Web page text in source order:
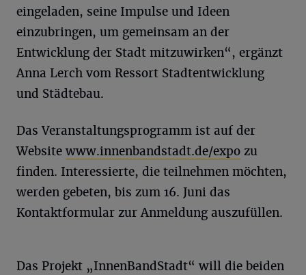
eingeladen, seine Impulse und Ideen
einzubringen, um gemeinsam an der
Entwicklung der Stadt mitzuwirken“, ergänzt
Anna Lerch vom Ressort Stadtentwicklung
und Städtebau.
Das Veranstaltungsprogramm ist auf der
Website www.innenbandstadt.de/expo zu
finden. Interessierte, die teilnehmen möchten,
werden gebeten, bis zum 16. Juni das
Kontaktformular zur Anmeldung auszufüllen.
Das Projekt „InnenBandStadt“ will die beiden